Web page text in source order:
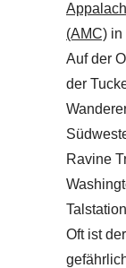
(AMC) in
Auf der
der
Ravine
Oft ist